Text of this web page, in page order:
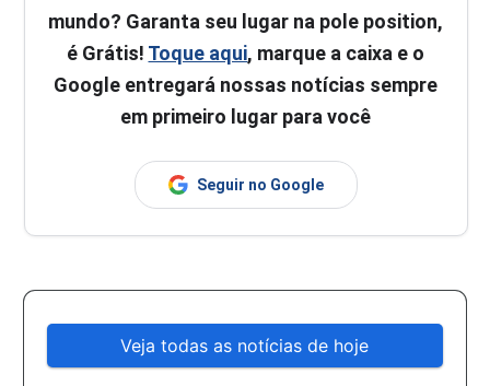
mundo? Garanta seu lugar na pole position,
é Grátis! Toque aqui, marque a caixa e o
Google entregará nossas notícias sempre
em primeiro lugar para você
Seguir no Google
Veja todas as notícias de hoje